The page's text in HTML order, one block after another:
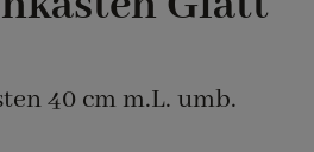
40 cm m.L. umb.